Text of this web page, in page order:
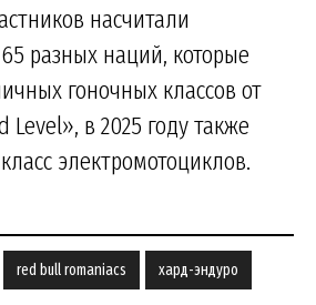
насчитали
разных наций, которые
гоночных классов от
Level», в 2025 году также
электромотоциклов.
red bull romaniacs хард-эндуро